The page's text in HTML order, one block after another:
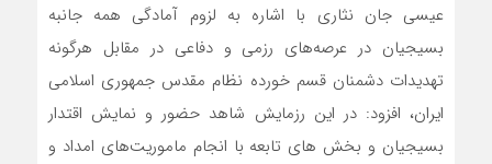
عیسی جان نثاری با اشاره به لزوم آمادگی همه جانبه
بسیجیان در عرصه‌های رزمی و دفاعی در مقابل هرگونه
تهدیدات دشمنان قسم خورده نظام مقدس جمهوری اسلامی
ایران، افزود: در این رزمایش شاهد حضور و نمایش اقتدار
بسیجیان و بخش های تابعه با انجام ماموریت‌های امداد و